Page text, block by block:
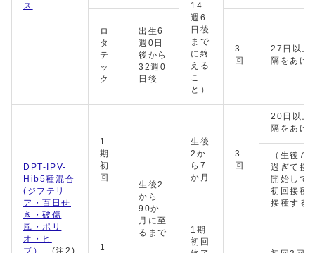
ス
14
週6
日後
まで
に終
える
こ
と）
ロ
タ
テ
ッ
ク
出生6
週0日
後から
32週0
日後
3
回
27日以上
隔をあけ
DPT-IPV-
Hib5種混合
(ジフテリ
ア・百日せ
き・破傷
風・ポリ
オ・ヒ
ブ）
(注2)
1
期
初
回
生後2
から
90か
月に至
るまで
生後
2か
ら7
か月
3
回
20日以上
隔をあけ
（生後7
過ぎて接
開始して
初回接種
接種する
1
1期
初回